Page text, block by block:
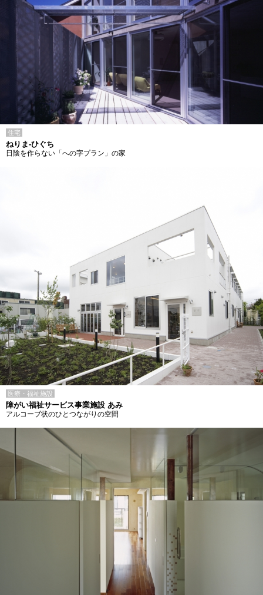
住宅
ねりま-ひぐち
日陰を作らない「への字プラン」の家
医療・福祉施設
障がい福祉サービス事業施設 あみ
アルコーブ状のひとつながりの空間